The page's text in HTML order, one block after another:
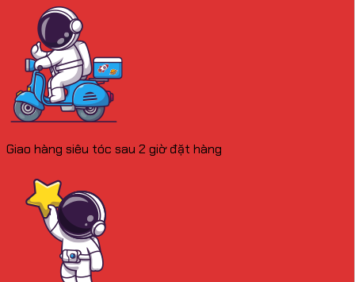
Giao hàng siêu tóc sau 2 giờ đặt hàng